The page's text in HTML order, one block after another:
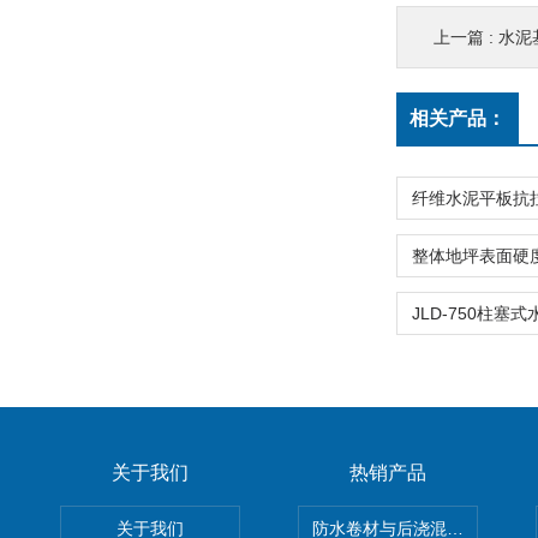
上一篇 : 水泥
相关产品：
关于我们
关于我们
热销产品
防水卷材与后浇混凝土剥离强